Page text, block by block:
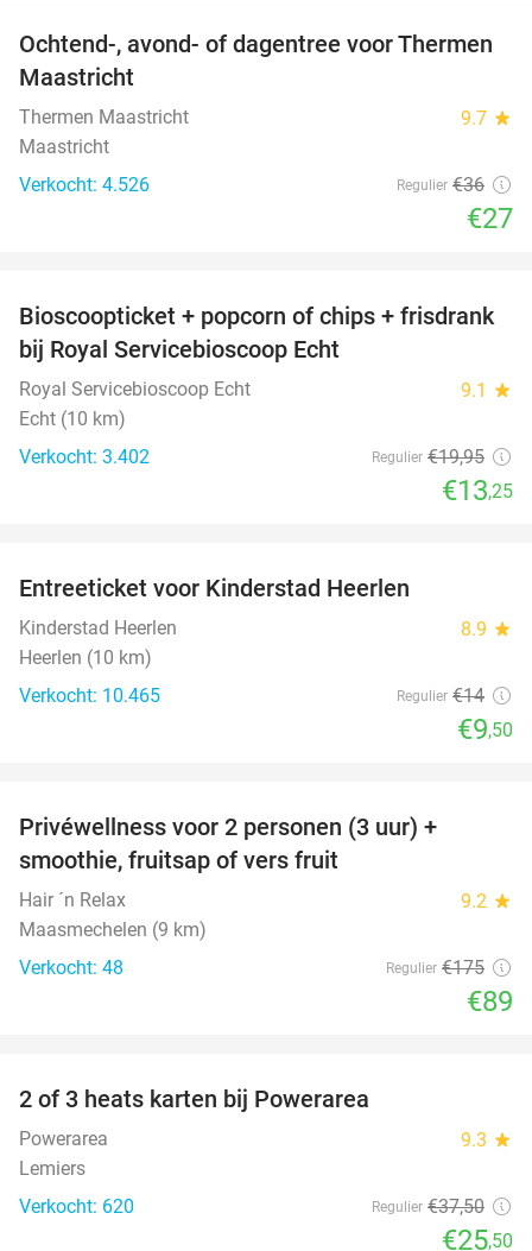
25%
Ochtend-, avond- of dagentree voor Thermen
Maastricht
Thermen Maastricht 9.7 star
Maastricht
Verkocht: 4.526
Regulier €36
€27
34%
Bioscoopticket + popcorn of chips + frisdrank
bij Royal Servicebioscoop Echt
Royal Servicebioscoop Echt 9.1 star
Echt (10 km)
Verkocht: 3.402
Regulier €19,95
€13,25
Entreeticket voor Kinderstad Heerlen
Kinderstad Heerlen 8.9 star
Heerlen (10 km)
Verkocht: 10.465
Regulier €14
€9,50
Privéwellness voor 2 personen (3 uur) +
smoothie, fruitsap of vers fruit
Hair ´n Relax 9.2 star
Maasmechelen (9 km)
Verkocht: 48
Regulier €175
€89
2 of 3 heats karten bij Powerarea
Powerarea 9.3 star
Lemiers
Verkocht: 620
Regulier €37,50
€25,50